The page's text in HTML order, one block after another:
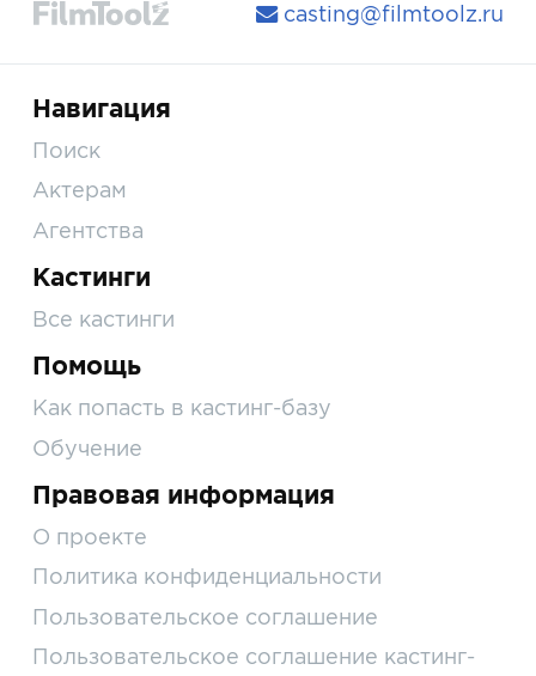
casting@filmtoolz.ru
Навигация
Поиск
Актерам
Агентства
Кастинги
Все кастинги
Помощь
Как попасть в кастинг-базу
Обучение
Правовая информация
О проекте
Политика конфиденциальности
Пользовательское соглашение
Пользовательское соглашение кастинг-